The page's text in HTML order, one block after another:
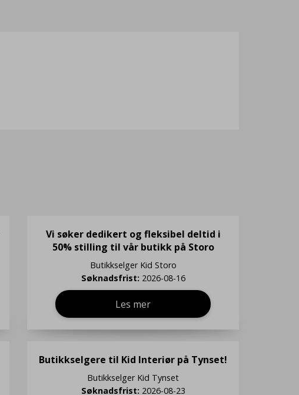
Vi søker dedikert og fleksibel deltid i
50% stilling til vår butikk på Storo
Butikkselger Kid Storo
Søknadsfrist: 2026-08-16
Les mer
Butikkselgere til Kid Interiør på Tynset!
Butikkselger Kid Tynset
Søknadsfrist: 2026-08-23